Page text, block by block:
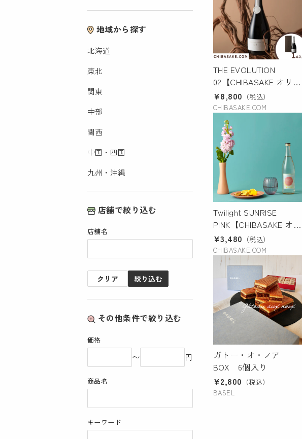
音楽・映像
植物・園芸用品
地域から探す
北海道
東北
関東
中部
関西
中国・四国
九州・沖縄
店舗で絞り込む
店舗名
クリア 絞り込む
その他条件で絞り込む
価格
〜 円
商品名
キーワード
THE EVOLUTION
02【CHIBASAKE オリジ
ナル限定商品】
¥8,800 （税込）
CHIBASAKE.COM
Twilight SUNRISE
PINK【CHIBASAKE オリ
ジナル限定商品】
¥3,480 （税込）
CHIBASAKE.COM
ガトー・オ・ノア
BOX 6個入り
¥2,800 （税込）
BASEL